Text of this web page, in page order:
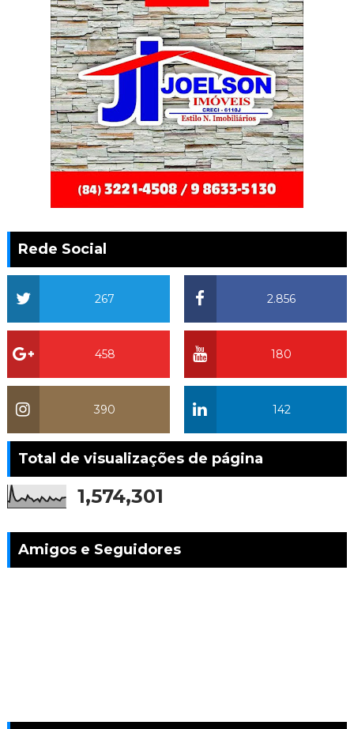
Rede Social
2.856
267
180
458
142
390
Total de visualizações de página
1,574,301
Amigos e Seguidores